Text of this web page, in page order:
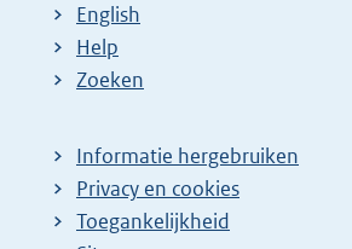
English
Help
Zoeken
Informatie hergebruiken
Privacy en cookies
Toegankelijkheid